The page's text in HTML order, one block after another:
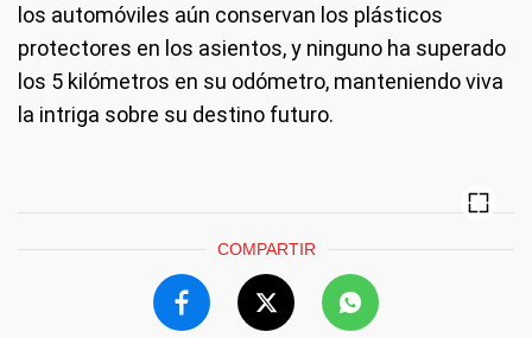
los automóviles aún conservan los plásticos
protectores en los asientos, y ninguno ha superado
los 5 kilómetros en su odómetro, manteniendo viva
la intriga sobre su destino futuro.
COMPARTIR